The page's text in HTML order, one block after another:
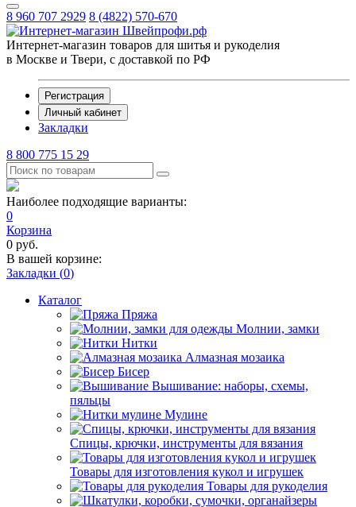
8 960 707 2929 8 (4822) 570-670
Интернет-магазин товаров для шитья и рукоделия
в Москве и Твери, с доставкой по РФ
Регистрация
Личный кабинет
Закладки
8 800 775 15 29
Наиболее подходящие варианты:
0
Корзина
0 руб.
В вашей корзине:
Закладки (0)
Каталог
Пряжа
Молнии, замки
Нитки
Алмазная мозаика
Бисер
Вышивание: наборы, схемы,
пяльцы
Мулине
Спицы, крючки, инструменты для вязания
Товары для изготовления кукол и игрушек
Товары для рукоделия